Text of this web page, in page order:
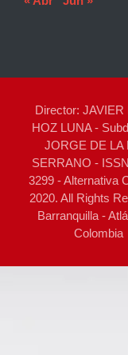
Director: JAVIER
HOZ LUNA -
JORGE DE LA
SERRANO -
3299 - Alternativa
2020. All Rights
Barranquilla -
Colombia